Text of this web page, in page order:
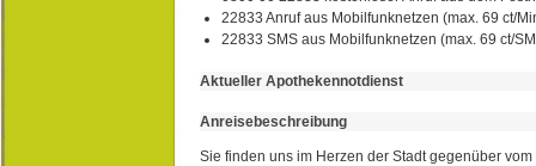
22833 Anruf aus Mobilfunknetzen (max. 69 ct/
22833 SMS aus Mobilfunknetzen (max. 69 ct/
Aktueller Apothekennotdienst
Anreisebeschreibung
Sie finden uns im Herzen der Stadt gegenüber